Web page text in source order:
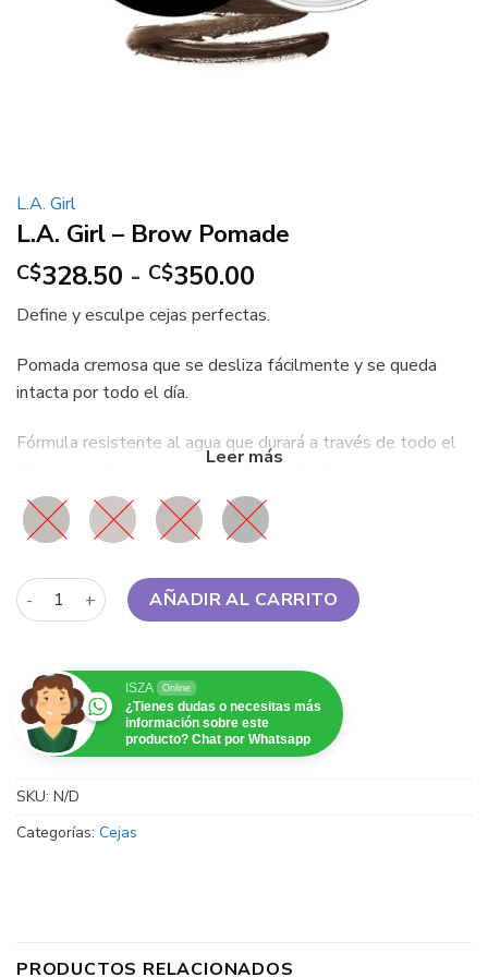
L.A. Girl
L.A. Girl – Brow Pomade
C$328.50 - C$350.00
precios:
desde
C$328.50
C$350.00
Define y esculpe cejas perfectas.
Pomada cremosa que se desliza fácilmente y se queda
intacta por todo el día.
Fórmula resistente al agua que durará a través de todo el
día sin mancharse ni correrse aún en días lluviosos.
L.A. Girl - Brow Pomade cantidad
AÑADIR AL CARRITO
ISZA Online
¿Tienes dudas o necesitas más
información sobre este
producto? Chat por Whatsapp
SKU: N/D
Categorías: Cejas
PRODUCTOS RELACIONADOS